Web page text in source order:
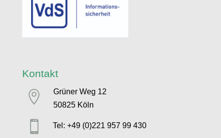
Kontakt

Grüner Weg 12
50825 Köln
 Tel: +49 (0)221 957 99 430